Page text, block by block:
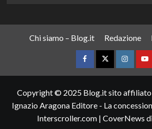
Chi siamo – Blog.it Redazione
FacebookTwitter
Copyright © 2025 Blog.it sito
Ignazio Aragona Editore - La
Interscroller.com | CoverNews